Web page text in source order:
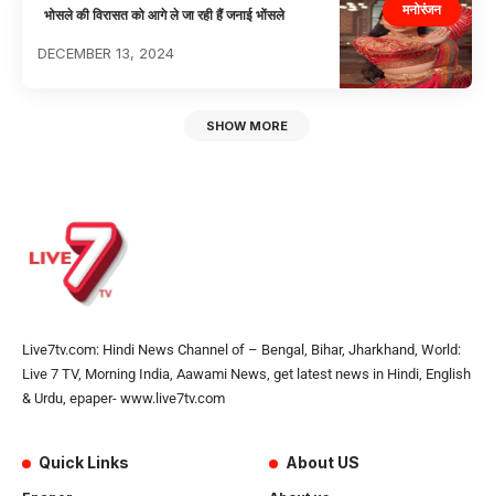
मनोरंजन
भोसले की विरासत को आगे ले जा रही हैं जनाई भोंसले
DECEMBER 13, 2024
SHOW MORE
Live7tv.com: Hindi News Channel of – Bengal, Bihar, Jharkhand, World:
Live 7 TV, Morning India, Aawami News, get latest news in Hindi, English
& Urdu, epaper- www.live7tv.com
Quick Links About US